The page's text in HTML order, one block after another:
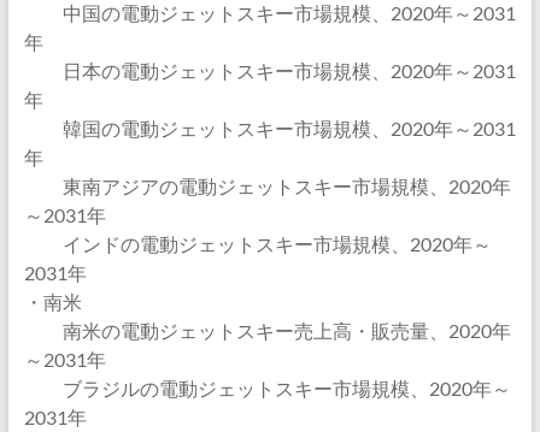
中国の電動ジェットスキー市場規模、2020年～2031
年
日本の電動ジェットスキー市場規模、2020年～2031
年
韓国の電動ジェットスキー市場規模、2020年～2031
年
東南アジアの電動ジェットスキー市場規模、2020年
～2031年
インドの電動ジェットスキー市場規模、2020年～
2031年
・南米
南米の電動ジェットスキー売上高・販売量、2020年
～2031年
ブラジルの電動ジェットスキー市場規模、2020年～
2031年